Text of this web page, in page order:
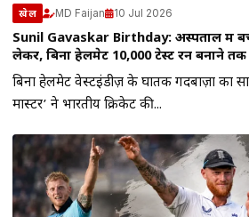
खेल MD Faijan 10 Jul 2026
Sunil Gavaskar Birthday: अस्पताल में
लेकर, बिना हेलमेट 10,000 टेस्ट रन बनाने
बिना हेलमेट वेस्टइंडीज़ के घातक गेंदबाज़ों का
मास्टर’ ने भारतीय क्रिकेट की...